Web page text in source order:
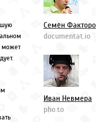
Семён
documentat.io
Иван Невмера
pho.to
может